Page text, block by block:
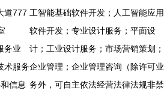
道777
务业
术服务
信息
工智能基础软件开发；人工智能应用
软件开发；专业设计服务；平面设
计；工业设计服务；市场营销策划；
企业管理；企业管理咨询（除许可业
务外，可自主依法经营法律法规非禁